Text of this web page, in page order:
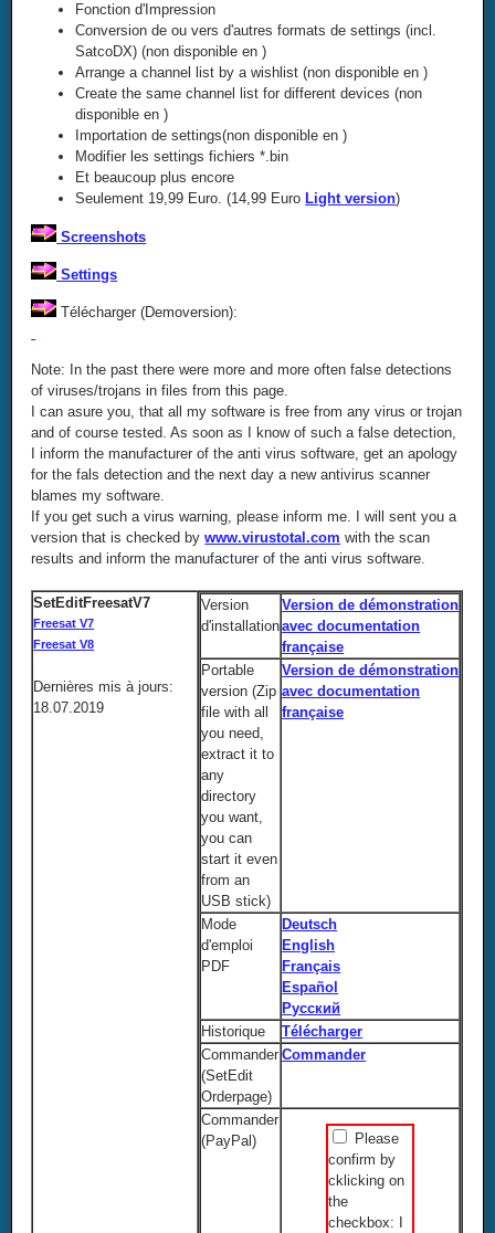
Fonction d'Impression
Conversion de ou vers d'autres formats de settings (incl.
SatcoDX) (non disponible en)
Arrange a channel list by a wishlist (non disponible en)
Create the same channel list for different devices (non
disponible en)
Importation de settings(non disponible en)
Modifier les settings fichiers *.bin
Et beaucoup plus encore
Seulement 19,99 Euro. (14,99 Euro Light version)
Screenshots
Settings
Télécharger (Demoversion):
Note: In the past there were more and more often false detections
of viruses/trojans in files from this page.
I can asure you, that all my software is free from any virus or trojan
and of course tested. As soon as I know of such a false detection,
I inform the manufacturer of the anti virus software, get an apology
for the fals detection and the next day a new antivirus scanner
blames my software.
If you get such a virus warning, please inform me. I will sent you a
version that is checked bywww.virustotal.com with the scan
results and inform the manufacturer of the anti virus software.
SetEditFreesatV7
Freesat V7
Freesat V8
Dernières mis à jours:
18.07.2019
Version
d'installation
Version de démonstration
avec documentation
française
Portable
version (Zip
file with all
you need,
extract it to
any
directory
you want,
you can
start it even
from an
USB stick)
Version de démonstration
avec documentation
française
Mode
d'emploi
PDF
Deutsch
English
Français
Español
Русский
Historique
Télécharger
Commander
(SetEdit
Orderpage)
Commander
Commander
(PayPal)
Please
confirm by
cklicking on
the
checkbox: I